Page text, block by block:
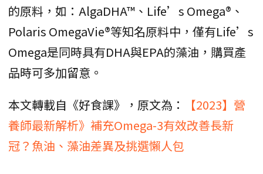
的原料，如：AlgaDHA™、Life’s Omega®、
Polaris OmegaVie®等知名原料中，僅有Life’s
Omega是同時具有DHA與EPA的藻油，購買產
品時可多加留意。
本文轉載自《好食課》，原文為：
【2023】營
養師最新解析》補充Omega-3有效改善長新
冠？魚油、藻油差異及挑選懶人包